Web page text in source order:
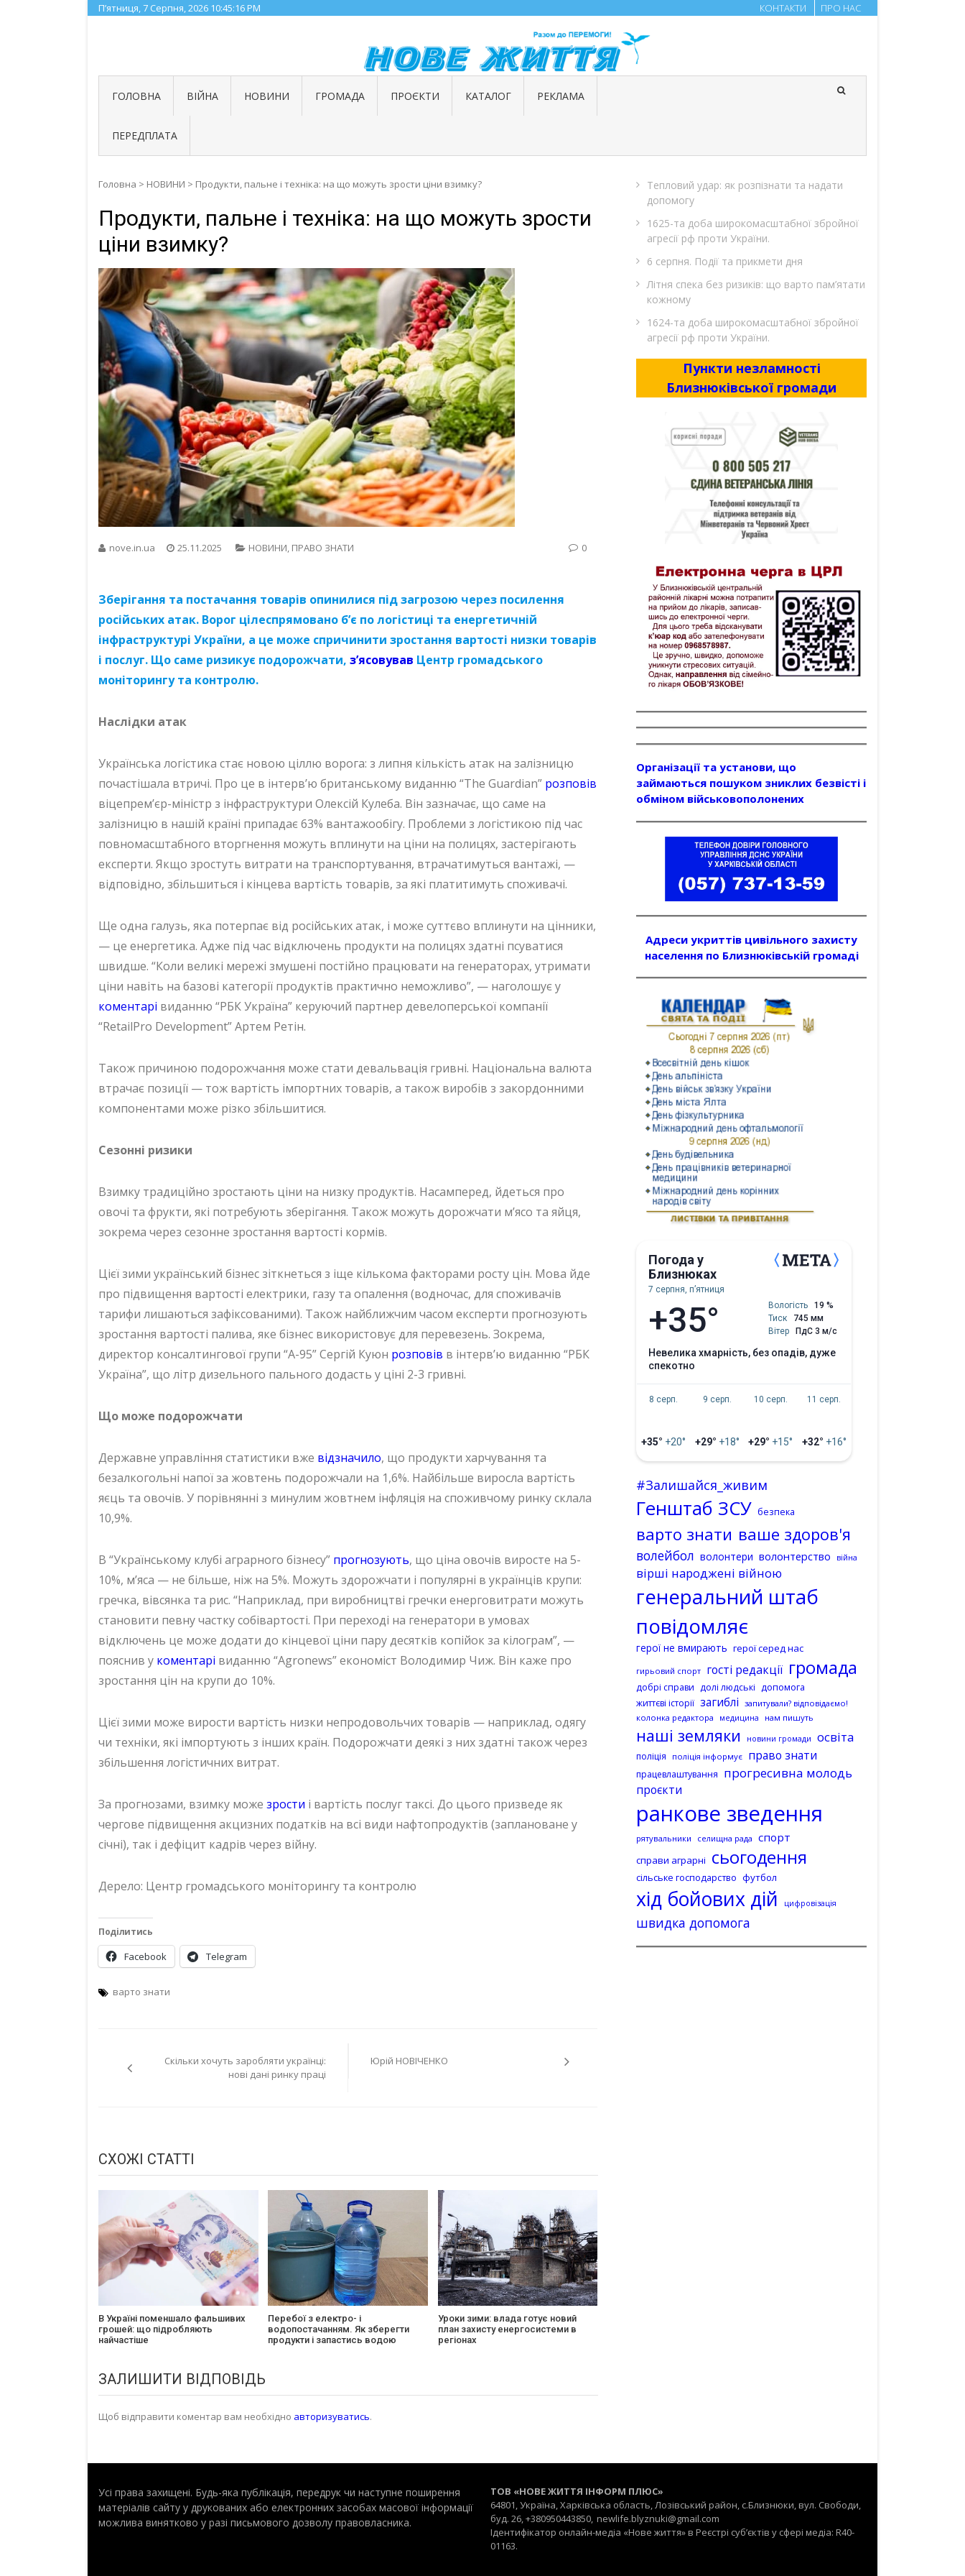
Skip
to
П’ятниця, 7 Серпня, 2026 10:45:17 PM КОНТАКТИ ПРО НАС
ГОЛОВНА ВІЙНА НОВИНИ ГРОМАДА ПРОЄКТИ КАТАЛОГ РЕКЛАМА
ПЕРЕДПЛАТА
Головна > НОВИНИ > Продукти, пальне і техніка: на що можуть зрости ціни взимку?
Продукти, пальне і техніка: на що можуть зрости
ціни взимку?
nove.in.ua 25.11.2025 НОВИНИ ПРАВО ЗНАТИ 0
Зберігання та постачання товарів опинилися під загрозою через посилення
російських атак. Ворог цілеспрямовано б’є по логістиці та енергетичній
інфраструктурі України, а це може спричинити зростання вартості низки товарів
і послуг. Що саме ризикує подорожчати, з’ясовував Центр громадського
моніторингу та контролю.
Наслідки атак
Українська логістика стає новою ціллю ворога: з липня кількість атак на залізницю
почастішала втричі. Про це в інтерв’ю британському виданню “The Guardian” розповів
віцепрем’єр-міністр з інфраструктури Олексій Кулеба. Він зазначає, що саме на
залізницю в нашій країні припадає 63% вантажообігу. Проблеми з логістикою під час
повномасштабного вторгнення можуть вплинути на ціни на полицях, застерігають
експерти. Якщо зростуть витрати на транспортування, втрачатимуться вантажі, —
відповідно, збільшиться і кінцева вартість товарів, за які платитимуть споживачі.
Ще одна галузь, яка потерпає від російських атак, і може суттєво вплинути на цінники,
— це енергетика. Адже під час відключень продукти на полицях здатні псуватися
швидше. “Коли великі мережі змушені постійно працювати на генераторах, утримати
ціни навіть на базові категорії продуктів практично неможливо”, — наголошує у
коментарі виданню “РБК Україна” керуючий партнер девелоперської компанії
“RetailPro Development” Артем Ретін.
Також причиною подорожчання може стати девальвація гривні. Національна валюта
втрачає позиції — тож вартість імпортних товарів, а також виробів з закордонними
компонентами може різко збільшитися.
Сезонні ризики
Взимку традиційно зростають ціни на низку продуктів. Насамперед, йдеться про
овочі та фрукти, які потребують зберігання. Також можуть дорожчати м’ясо та яйця,
зокрема через сезонне зростання вартості кормів.
Цієї зими український бізнес зіткнеться з іще кількома факторами росту цін. Мова йде
про підвищення вартості електрики, газу та опалення (водночас, для споживачів
тарифи лишаються зафіксованими). Також найближчим часом експерти прогнозують
зростання вартості палива, яке бізнес використовує для перевезень. Зокрема,
директор консалтингової групи “А-95” Сергій Куюн розповів в інтерв’ю виданню “РБК
Україна”, що літр дизельного пального додасть у ціні 2-3 гривні.
Що може подорожчати
Державне управління статистики вже відзначило, що продукти харчування та
безалкогольні напої за жовтень подорожчали на 1,6%. Найбільше виросла вартість
яєць та овочів. У порівнянні з минулим жовтнем інфляція на споживчому ринку склала
10,9%.
В “Українському клубі аграрного бізнесу” прогнозують, що ціна овочів виросте на 5-
10%, мʼяса — не більше, ніж на 5%. Можуть здорожчати і популярні в українців крупи:
гречка, вівсянка та рис. “Наприклад, при виробництві гречки енерговитрати можуть
становити певну частку собівартості. При переході на генератори в умовах
відключень це може додати до кінцевої ціни пару десятків копійок за кілограм”, —
пояснив у коментарі виданню “Agronews” економіст Володимир Чиж. Він каже про
зростання цін на крупи до 10%.
Цієї зими може вирости вартість низки непродовольчих товарів — наприклад, одягу
чи техніки, які імпортують з інших країн. Подорожчати деякі з них здатні також через
збільшення логістичних витрат.
За прогнозами, взимку може зрости і вартість послуг таксі. До цього призведе як
чергове підвищення акцизних податків на всі види нафтопродуктів (заплановане у
січні), так і дефіцит кадрів через війну.
Дерело: Центр громадського моніторингу та контролю
Поділитись
Facebook Telegram
варто знати
записівСкільки хочуть заробляти українці:
нові дані ринку праці
Юрій НОВІЧЕНКО
СХОЖІ СТАТТІ
В Україні поменшало фальшивих
грошей: що підробляють
найчастіше
Перебої з електро- і
водопостачанням. Як зберегти
продукти і запастись водою
Уроки зими: влада готує новий
план захисту енергосистеми в
регіонах
ЗАЛИШИТИ ВІДПОВІДЬ
Щоб відправити коментар вам необхідно авторизуватись.
Тепловий удар: як розпізнати та надати
допомогу
1625-та доба широкомасштабної збройної
агресії рф проти України.
6 серпня. Події та прикмети дня
Літня спека без ризиків: що варто пам’ятати
кожному
1624-та доба широкомасштабної збройної
агресії рф проти України.
Пункти незламності
Близнюківської громади
Організації та установи, що
займаються пошуком зниклих безвісті і
обміном військовополонених
Адреси укриттів цивільного захисту
населення по Близнюківській громаді
Погода у
Близнюках
7 серпня, пʼятниця
+35° Вологість
19 %
Тиск
745 мм
Вітер
ПдС 3 м/с
невелика хмарність, без опадів, дуже
спекотно
8 серп.
+35° +20°
9 серп.
+29° +18°
10 серп.
+29° +15°
11 серп.
+32° +16°
#Залишайся_живим
Генштаб ЗСУ безпека
варто знати ваше здоров'я
волейбол волонтери волонтерство війна
вірші народжені війною
генеральний штаб
повідомляє
герої не вмирають герої серед нас
гирьовий спорт гості редакції громада
добрі справи долі людські допомога
життєві історії загиблі запитували? відповідаємо!
колонка редактора
медицина нам пишуть
наші земляки новини громади освіта
поліція поліція інформує право знати
працевлаштування прогресивна молодь
проєкти
ранкове зведення
рятувальники селищна рада спорт
справи аграрні сьогодення
сільське господарство футбол
хід бойових дій цифровізація
швидка допомога
Усі права захищені. Будь-яка публiкацiя, передрук чи наступне поширення
матеріалів сайту у друкованих або електронних засобах масової інформації
можлива винятково у разі письмового дозволу правовласника.
ТОВ «НОВЕ ЖИТТЯ ІНФОРМ ПЛЮС»
64801, Україна, Харківська область, Лозівський район, с.Близнюки, вул. Свободи,
буд. 26, +380950443850, newlife.blyznuki@gmail.com
Ідентифікатор онлайн-медіа «Нове життя» в Реєстрі суб’єктів у сфері медіа: R40-
01163.